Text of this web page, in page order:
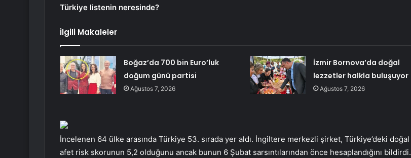
Türkiye listenin neresinde?
İlgili Makaleler
Boğaz’da 700 bin Euro’luk
doğum günü partisi
Ağustos 7, 2026
İzmir Bornova’da doğal
lezzetler halkla buluşuyor
Ağustos 7, 2026
İncelenen 64 ülke arasında Türkiye 53. sırada yer aldı. İngiltere merkezli şirket, Türkiye’deki doğal
afet risk skorunun 5,2 olduğunu ancak bunun 6 Şubat sarsıntılarından önce hesaplandığını bildirdi.